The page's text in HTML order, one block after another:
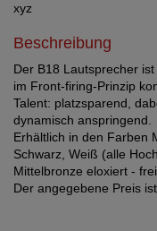
xyz
Beschreibung
Der B18 Lautsprecher
im Front-firing-Prinzip
Talent: platzsparend,
dynamisch anspringend.
Erhältlich in den Farben
Schwarz, Weiß (alle
Mittelbronze eloxiert -
Der angegebene Preis